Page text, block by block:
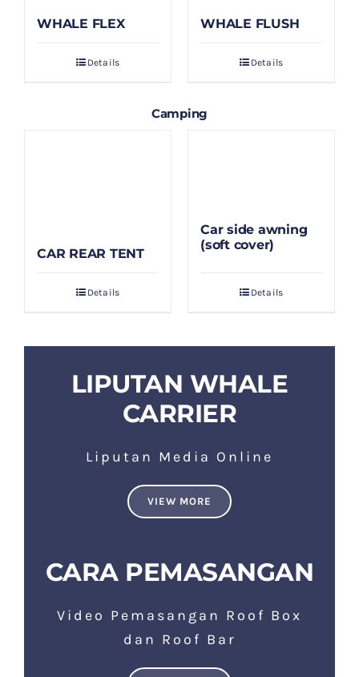
WHALE FLEX
Details
WHALE FLUSH
Details
Camping
CAR REAR TENT
Details
Car side awning
(soft cover)
Details
LIPUTAN WHALE
CARRIER
Liputan Media Online
VIEW MORE
CARA PEMASANGAN
Video Pemasangan Roof Box
dan Roof Bar